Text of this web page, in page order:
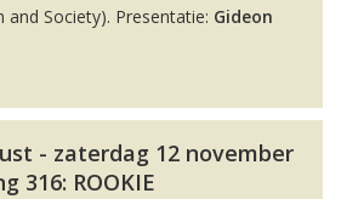
Society). Presentatie: Gideon
- zaterdag 12 november
316: ROOKIE